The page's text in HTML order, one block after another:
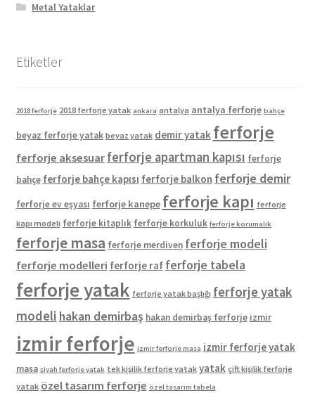
Metal Yataklar
Etiketler
2018 ferforje 2018 ferforje yatak ankara antalya antalya ferforje bahçe
beyaz ferforje yatak beyaz yatak demir yatak ferforje
ferforje aksesuar ferforje apartman kapısı ferforje
bahçe ferforje bahçe kapısı ferforje balkon ferforje demir
ferforje ev eşyası ferforje kanepe ferforje kapı ferforje
kapı modeli ferforje kitaplık ferforje korkuluk ferforje korumalık
ferforje masa ferforje merdiven ferforje modeli
ferforje modelleri ferforje raf ferforje tabela
ferforje yatak ferforje yatak başlığı ferforje yatak
modeli hakan demirbaş hakan demirbaş ferforje izmir
izmir ferforje izmir ferforje masa izmir ferforje yatak
masa siyah ferforje yatak tek kişilik ferforje yatak yatak çift kişilik ferforje
yatak özel tasarım ferforje özel tasarım tabela